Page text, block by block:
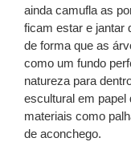
ainda camufla as
ficam estar e jantar
de forma que as
como um fundo
natureza para
escultural em papel
materiais como
de aconchego.